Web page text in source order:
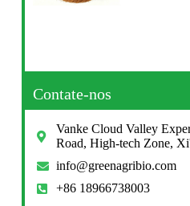
Contate-nos
Vanke Cloud Valley
Road, High-tech Zone,
info@greenagribio.com
+86 18966738003